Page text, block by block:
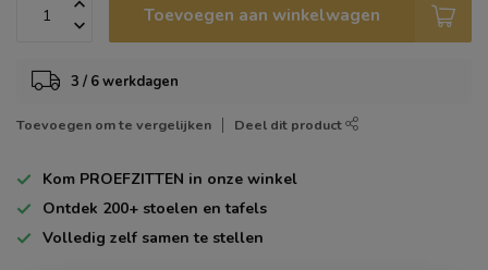
Toevoegen aan winkelwagen
3 / 6 werkdagen
Toevoegen om te vergelijken Deel dit product
Kom PROEFZITTEN in onze winkel
Ontdek 200+ stoelen en tafels
Volledig zelf samen te stellen